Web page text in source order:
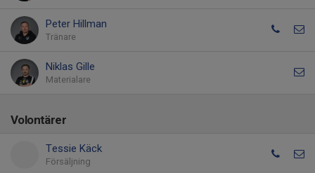
Peter Hillman
Tränare
Niklas Gille
Materialare
Volontärer
Tessie Käck
Försäljning